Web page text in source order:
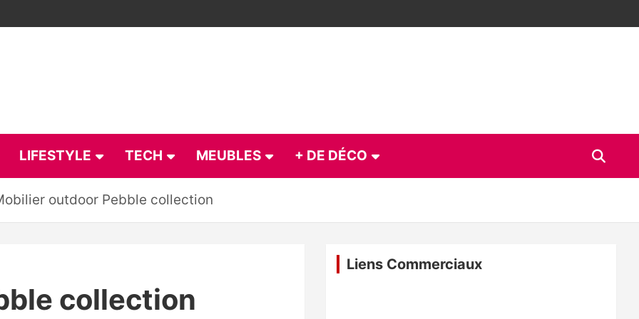
LIFESTYLE TECH MEUBLES + DE DÉCO
outdoor Pebble collection
collection
Liens Commerciaux